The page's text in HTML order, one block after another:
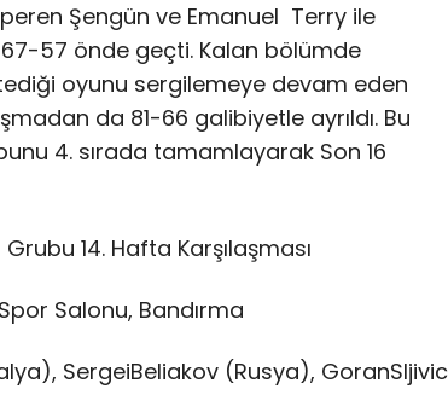
Şengün ve Emanuel Terry ile
67-57 önde geçti. Kalan bölümde
oyunu sergilemeye devam eden
da 81-66 galibiyetle ayrıldı. Bu
4. sırada tamamlayarak Son 16
14. Hafta Karşılaşması
Salonu, Bandırma
SergeiBeliakov (Rusya), GoranSljivic